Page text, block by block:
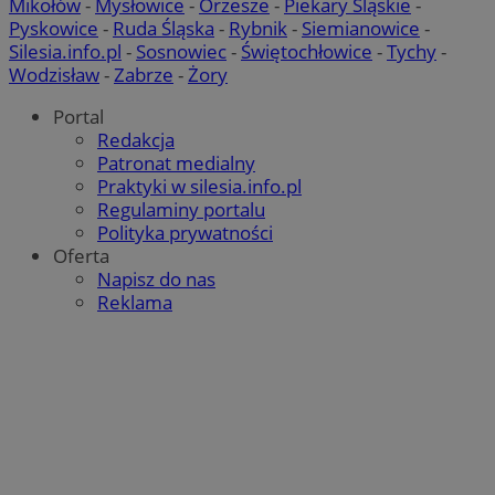
Pyskowice - Ruda Śląska - Rybnik- Siemianowice -
Silesia.info.pl - Sosnowiec- Świętochłowice -Tychy-
Wodzisław-Zabrze -Żory
Portal
Redakcja
Patronat medialny
Praktyki w silesia.info.pl
Regulaminy portalu
Polityka prywatności
Oferta
Napisz do nas
Reklama